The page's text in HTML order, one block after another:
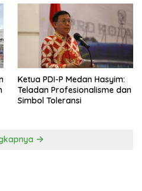
Ketua PDI-P Medan Hasyim:
Teladan Profesionalisme dan
Simbol Toleransi